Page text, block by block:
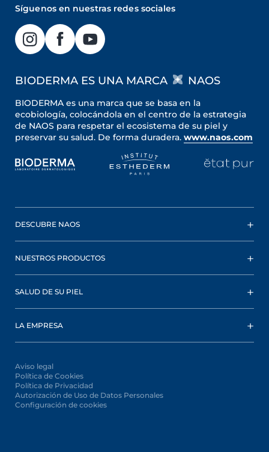
Síguenos en nuestras redes sociales
BIODERMA ES UNA MARCA NAOS
BIODERMA es una marca que se basa en la
ecobiología, colocándola en el centro de la estrategia
de NAOS para respetar el ecosistema de su piel y
preservar su salud. De forma duradera. www.naos.com
DESCUBRE NAOS
NUESTROS PRODUCTOS
SALUD DE SU PIEL
LA EMPRESA
Aviso legal
Política de Cookies
Política de Privacidad
Autorización de Uso de Datos Personales
Configuración de cookies